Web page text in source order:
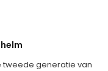
tweede generatie van